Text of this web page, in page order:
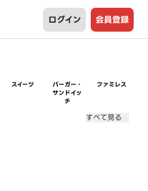
ログイン 会員登録
スイーツ
バーガー・
サンドイッ
チ
ファミレス
すべて見る